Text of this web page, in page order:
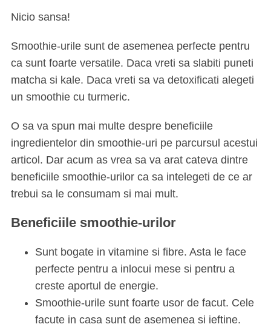
Nicio sansa!
Smoothie-urile sunt de asemenea perfecte pentru
ca sunt foarte versatile. Daca vreti sa slabiti puneti
matcha si kale. Daca vreti sa va detoxificati alegeti
un smoothie cu turmeric.
O sa va spun mai multe despre beneficiile
ingredientelor din smoothie-uri pe parcursul acestui
articol. Dar acum as vrea sa va arat cateva dintre
beneficiile smoothie-urilor ca sa intelegeti de ce ar
trebui sa le consumam si mai mult.
Beneficiile smoothie-urilor
Sunt bogate in vitamine si fibre. Asta le face
perfecte pentru a inlocui mese si pentru a
creste aportul de energie.
Smoothie-urile sunt foarte usor de facut. Cele
facute in casa sunt de asemenea si ieftine.